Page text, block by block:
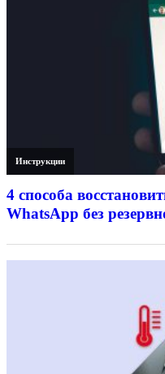
Инструкции
4 способа
WhatsApp без